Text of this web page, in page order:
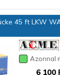
45 ft LKW
Azonnal
6 100